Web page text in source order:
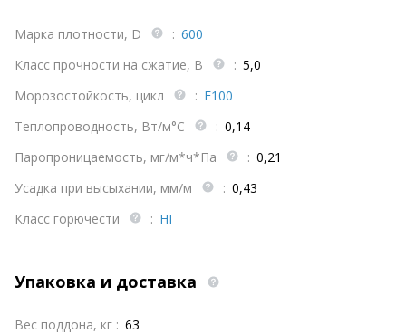
Марка плотности, D : 600
Класс прочности на сжатие, B
: 5,0
Морозостойкость, цикл
: F100
Теплопроводность, Вт/м°С
: 0,14
Паропроницаемость, мг/м*ч*Па
: 0,21
Усадка при высыхании, мм/м
: 0,43
Класс горючести
: НГ
Упаковка и доставка
Вес поддона, кг : 63